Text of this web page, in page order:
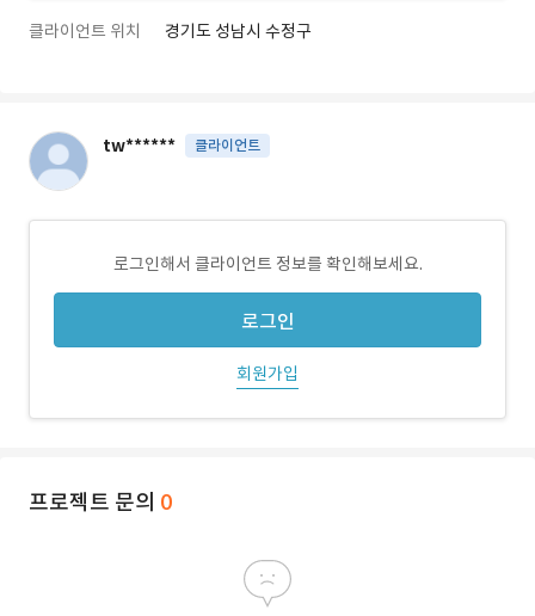
클라이언트 위치 경기도 성남시 수정구
tw****** 클라이언트
로그인해서 클라이언트 정보를 확인해보세요.
로그인
회원가입
프로젝트 문의 0